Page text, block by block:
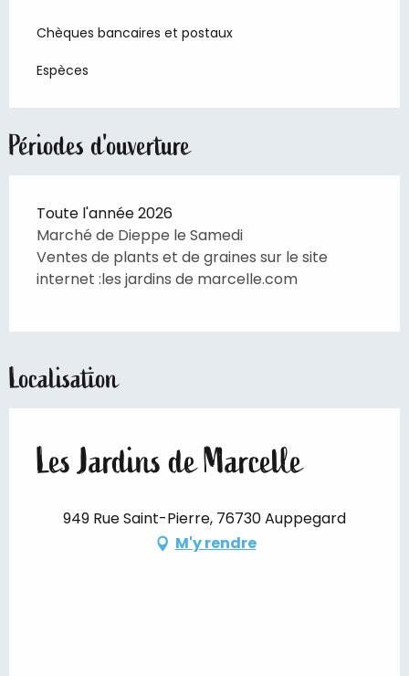
Chèques bancaires et postaux
Espèces
Périodes d'ouverture
Toute l'année 2026
Marché de Dieppe le Samedi
Ventes de plants et de graines sur le site
internet :les jardins de marcelle.com
Localisation
Les Jardins de Marcelle
949 Rue Saint-Pierre, 76730 Auppegard
M'y rendre